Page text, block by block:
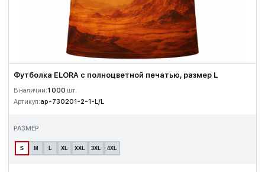
Футболка ELORA с полноцветной печатью, размер L
В наличии:1 000 шт.
Артикул:ap-730201-2-1-L/L
РАЗМЕР
S M XL XXL 3XL 4XL